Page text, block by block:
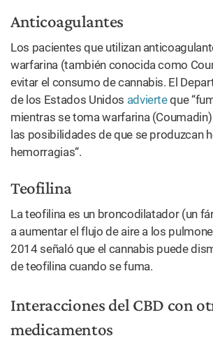
Anticoagulantes
Los pacientes que utilizan
warfarina (también conocida como
evitar el consumo de cannabis. El
de los Estados Unidos advierteque
mientras se toma warfarina
las posibilidades de que se produzcan
hemorragias“.
Teofilina
La teofilina es un broncodilatador (un
a aumentar el flujo de aire a los
2014 señaló que el cannabis puede
de teofilina cuando se fuma.
Interacciones del CBD con
medicamentos